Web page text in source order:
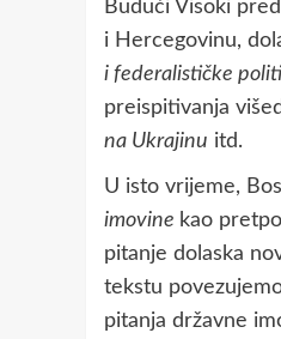
Budući Visoki
i Hercegovinu,
i federalističke
preispitivanja
na Ukrajinu itd.
U isto vrijeme,
imovine kao
pitanje dolaska
tekstu
pitanja državne